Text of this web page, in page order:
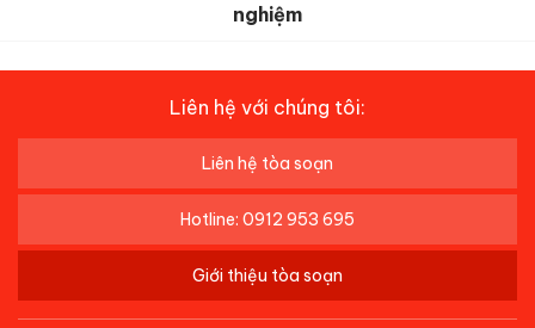
nghiệm
Liên hệ với chúng tôi:
Liên hệ tòa soạn
Hotline: 0912 953 695
Giới thiệu tòa soạn